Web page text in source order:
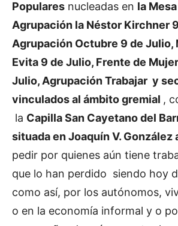
Populares nucleadas en la
Agrupación la Néstor Kirchner
Agrupación Octubre 9 de Julio,
Evita 9 de Julio, Frente de
Julio, Agrupación Trabajar y
vinculados al ámbito gremial ,
la Capilla San Cayetano del
situada en Joaquín V. González
pedir por quienes aún tiene
que lo han perdido siendo hoy
como así, por los autónomos,
o en la economía informal y o